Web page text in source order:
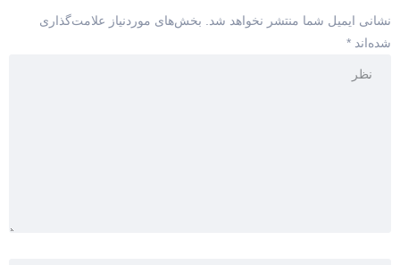
نشانی ایمیل شما منتشر نخواهد شد. بخش‌های موردنیاز علامت‌گذاری
شده‌اند *